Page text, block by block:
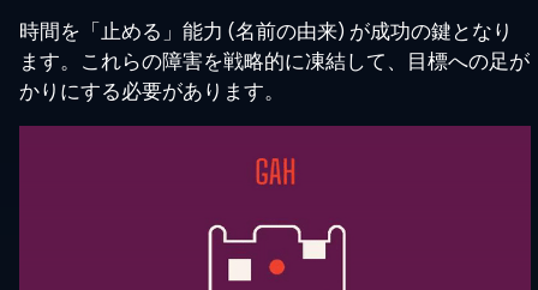
時間を「止める」能力 (名前の由来) が成功の鍵となり
ます。これらの障害を戦略的に凍結して、目標への足が
かりにする必要があります。